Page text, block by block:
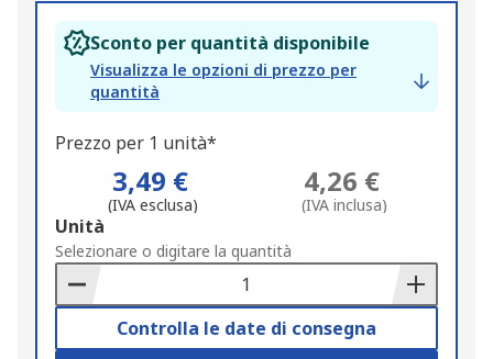
Sconto per quantità disponibile
Visualizza le opzioni di prezzo per
quantità
Prezzo per 1 unità*
3,49 €
(IVA esclusa)
4,26 €
(IVA inclusa)
Add
to
Basket
Unità
Selezionare o digitare la quantità
Controlla le date di consegna